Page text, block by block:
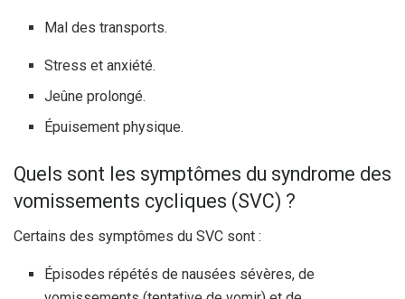
Mal des transports.
Stress et anxiété.
Jeûne prolongé.
Épuisement physique.
Quels sont les symptômes du syndrome des
vomissements cycliques (SVC) ?
Certains des symptômes du SVC sont :
Épisodes répétés de nausées sévères, de